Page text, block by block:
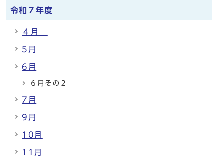
令和７年度
４月
5月
6月
６月その２
7月
9月
10月
11月